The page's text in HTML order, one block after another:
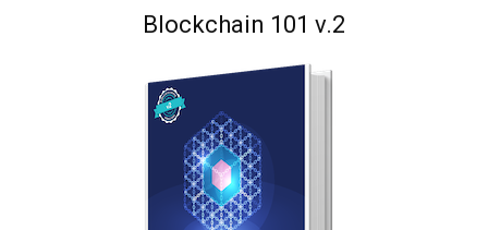
Blockchain 101 v.2